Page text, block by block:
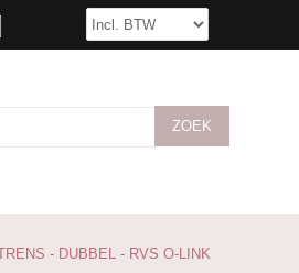
- DUBBEL - RVS O-LINK